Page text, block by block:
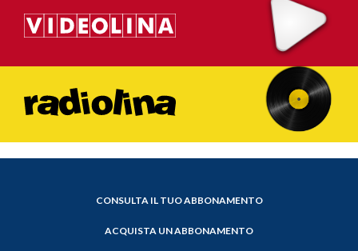
CONSULTA IL TUO ABBONAMENTO
ACQUISTA UN ABBONAMENTO